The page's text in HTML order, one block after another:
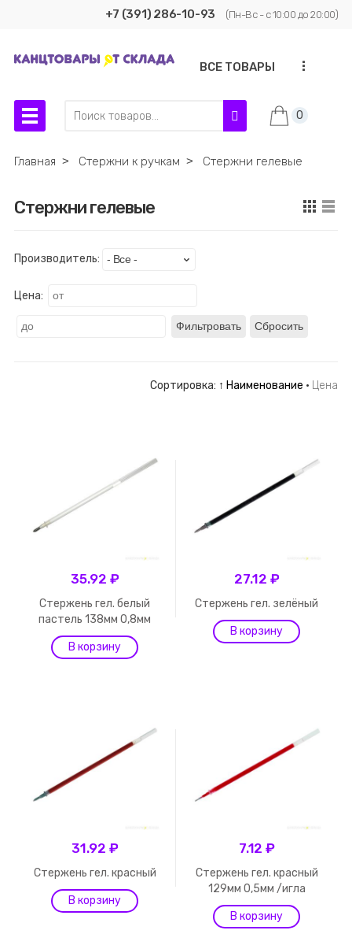
+7 (391) 286-10-93 (Пн-Вс - с 10:00 до 20:00)
ВСЕ ТОВАРЫ ...
0
Главная ˃ Стержни к ручкам ˃ Стержни гелевые
Стержни гелевые
Производитель:
Цена:
Фильтровать Сбросить
Сортировка: ↑ Наименование · Цена
35.92 ₽
Стержень гел. белый
пастель 138мм 0,8мм
27.12 ₽
Стержень гел. зелёный
31.92 ₽
Стержень гел. красный
7.12 ₽
Стержень гел. красный
129мм 0,5мм /игла